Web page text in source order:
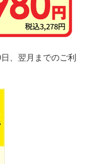
、翌月までのご利